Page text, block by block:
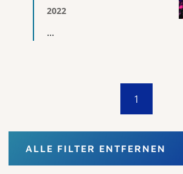
2022
...
1
ALLE FILTER ENTFERNEN